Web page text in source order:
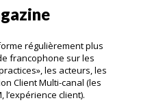
régulièrement plus
francophone sur les
les acteurs, les
Client Multi-canal (les
l’expérience client).